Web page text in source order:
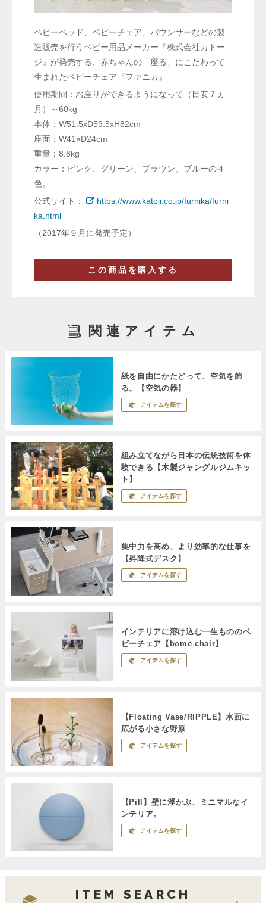
ベビーベッド、ベビーチェア、バウンサーなどの製
造販売を行うベビー用品メーカー『株式会社カトー
ジ』が発売する、赤ちゃんの「座る」にこだわって
生まれたベビーチェア『ファニカ』
使用期間：お座りができるようになって（目安７ヵ
月）～60kg
本体：W51.5xD59.5xH82cm
座面：W41×D24cm
重量：8.8kg
カラー：ピンク、グリーン、ブラウン、ブルーの４
色。
公式サイト：
https://www.katoji.co.jp/furnika/furni
ka.html
（2017年９月に発売予定）
この商品を購入する
関連アイテム
紙を自由にかたどって、空気を飾
る。【空気の器】
アイテムを探す
組み立てながら日本の伝統技術を体
験できる【木製ジャングルジムキッ
ト】
アイテムを探す
集中力を高め、より効率的な仕事を
【昇降式デスク】
アイテムを探す
インテリアに溶け込む一生もののベ
ビーチェア【bome chair】
アイテムを探す
【Floating Vase/RIPPLE】水面に
広がる小さな野原
アイテムを探す
【Pill】壁に浮かぶ、ミニマルなイ
ンテリア。
アイテムを探す
ITEM SEARCH